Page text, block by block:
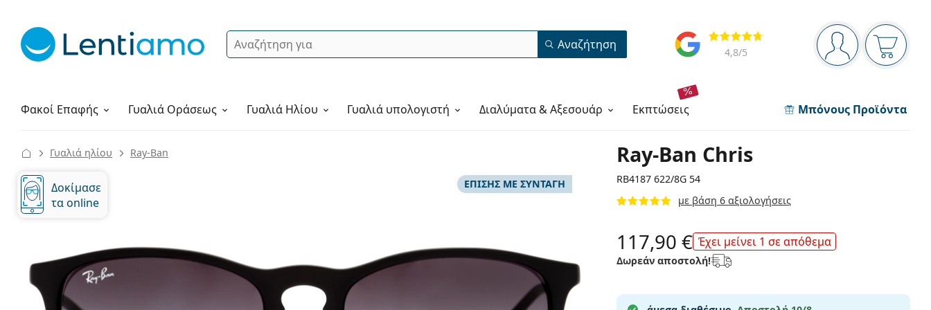
Πίνακας πλοήγησης
Είστε
Το
Αξιολογήσεις
4,8/5
Αναζήτηση Αναζήτηση
Φακοί Επαφής
Υγρά φακών ΓυαλιάΟράσεως Γυαλιά Ηλίου Γυαλιά υπολογιστή Διαλύματα & Αξεσουάρ εκπτώσεις Μπόνους Προϊόντα
Πώς να παραγγείλετε
Ray-Ban Chris
RB4187 622/8G 54
με βάση 6 αξιολογήσεις
Γυαλιά ηλίου Ray-Ban
ΕΠΊΣΗΣ ΜΕ ΣΥΝΤΑΓΉ
Δοκίμασε
τα online
117,90 € Έχει μείνει 1 σε απόθεμα
Δωρεάν αποστολή!